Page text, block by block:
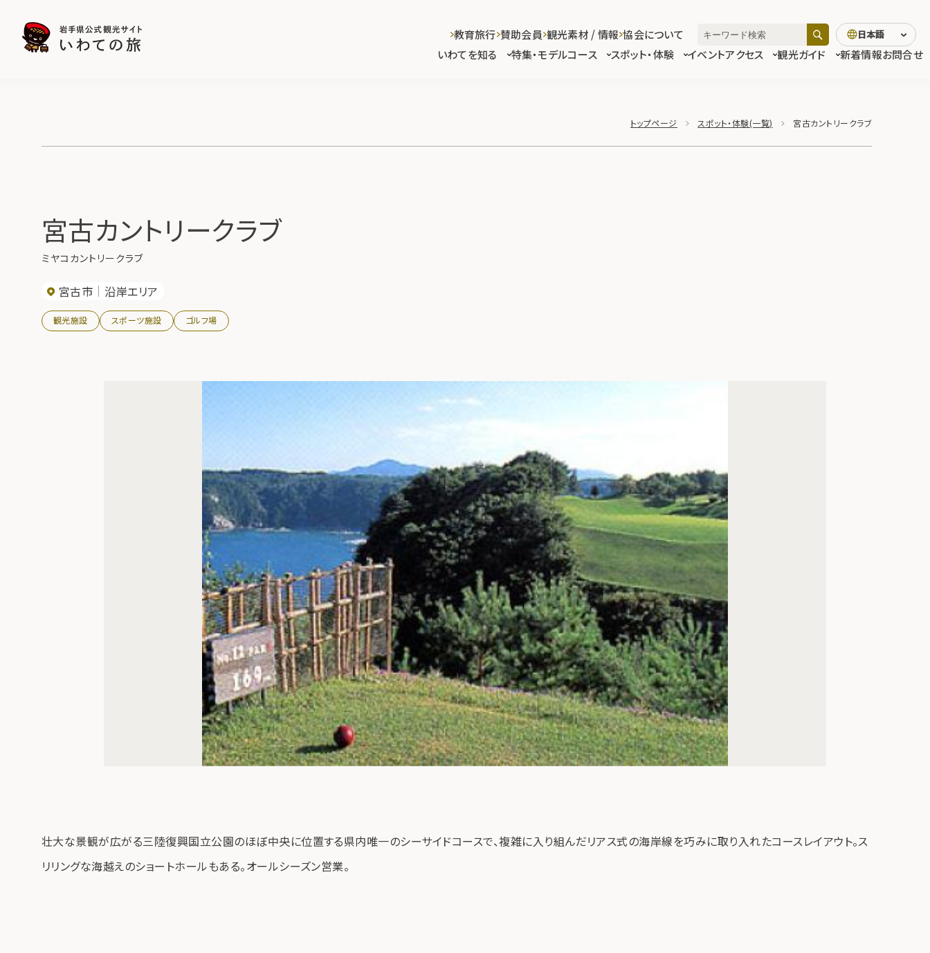
いわてを知る 特集・モデルコース スポット・体験 イベントアクセス 観光ガイド 新着情報お問合せ
教育旅行 賛助会員 観光素材 / 情報 協会について 日本語
トップページ スポット・体験(一覧) 宮古カントリークラブ
宮古カントリークラブ
ミヤコカントリークラブ
宮古市 沿岸エリア
観光施設 スポーツ施設 ゴルフ場
壮大な景観が広がる三陸復興国立公園のほぼ中央に位置する県内唯一のシーサイドコースで、複雑に入り組んだリアス式の海岸線を巧みに取り入れたコースレイアウト。ス
リリングな海越えのショートホールもある。オールシーズン営業。